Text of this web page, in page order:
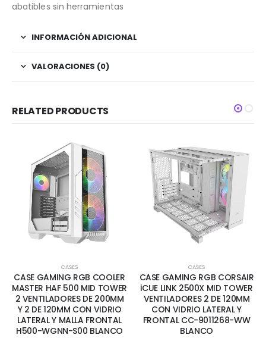
abatibles sin herramientas
INFORMACIÓN ADICIONAL
VALORACIONES (0)
RELATED PRODUCTS
CASES
CASE GAMING RGB COOLER
MASTER HAF 500 MID TOWER
2 VENTILADORES DE 200MM
Y 2 DE 120MM CON VIDRIO
LATERAL Y MALLA FRONTAL
H500-WGNN-S00 BLANCO
CASES
CASE GAMING RGB CORSAIR
iCUE LINK 2500X MID TOWER
VENTILADORES 2 DE 120MM
CON VIDRIO LATERAL Y
FRONTAL CC-9011268-WW
BLANCO